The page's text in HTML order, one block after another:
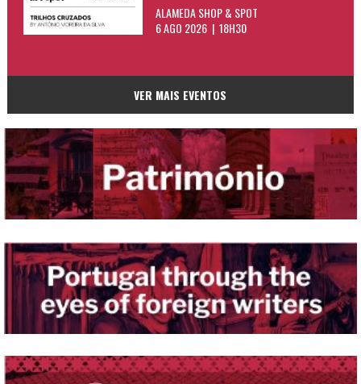
ALAMEDA SHOP & SPOT
6 AGO 2026 | 18H30
VER MAIS EVENTOS